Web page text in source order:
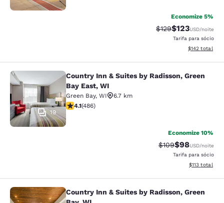
Economize 5%
Tarifa anterior
$129Tarifa com
$123USD/noite
Tarifa para sócio
Exibir
$142 total
Country Inn & Suites by Radisson,
19
Country Inn & Suites by Radisson, Green
Bay East, WI
Green Bay, WI
6.7 km
classificação 4.14 estrelas. Muito bom. 486 avaliações
4.1(486)
Economize 10%
Tarifa anterior
$109Tarifa com
$98USD/noite
Tarifa para sócio
Exibir
$113 total
Country Inn & Suites by Radisson,
Country Inn & Suites by Radisson, Green